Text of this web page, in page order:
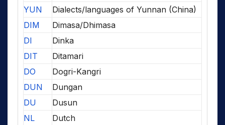
YUN
Dialects/languages of Yunnan (China)
DIM
Dimasa/Dhimasa
DI
Dinka
DIT
Ditamari
DO
Dogri-Kangri
DUN
Dungan
DU
Dusun
NL
Dutch